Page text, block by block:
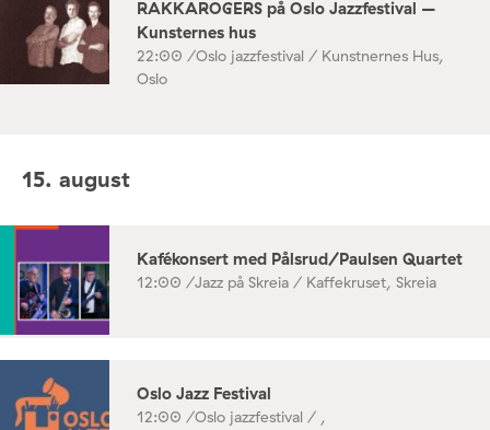
RAKKAROGERS på Oslo Jazzfestival –
Kunsternes hus
22:00 /Oslo jazzfestival / Kunstnernes Hus,
Oslo
15. august
Kafékonsert med Pålsrud/Paulsen Quartet
12:00 /Jazz på Skreia / Kaffekruset, Skreia
Oslo Jazz Festival
12:00 /Oslo jazzfestival / ,